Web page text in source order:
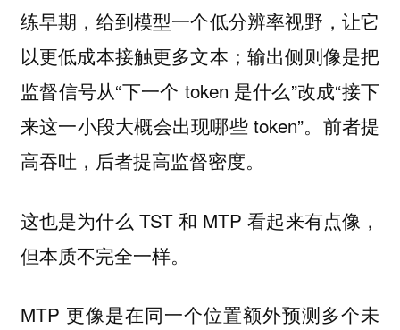
练早期，给到模型一个低分辨率视野，让它
以更低成本接触更多文本；输出侧则像是把
监督信号从“下一个 token 是什么”改成“接下
来这一小段大概会出现哪些 token”。前者提
高吞吐，后者提高监督密度。
这也是为什么 TST 和 MTP 看起来有点像，
但本质不完全一样。
MTP 更像是在同一个位置额外预测多个未